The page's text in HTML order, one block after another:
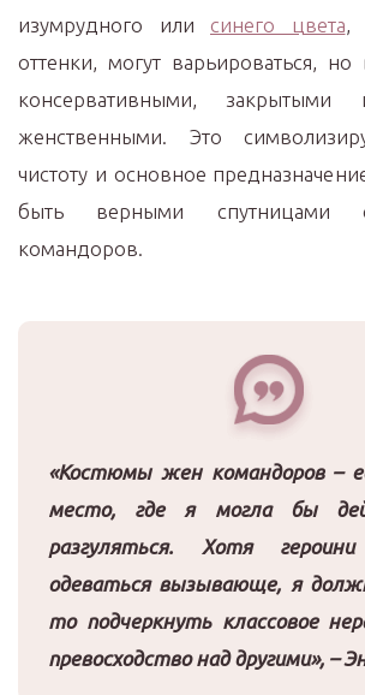
изумрудного или синего цвета,
оттенки, могут варьироваться, но
консервативными, закрытыми
женственными. Это
чистоту и основное
быть верными спутницами
командоров.
«Костюмы жен командоров –
место, где я могла бы
разгуляться. Хотя
одеваться вызывающе, я
то подчеркнуть классовое
превосходство над другими», –